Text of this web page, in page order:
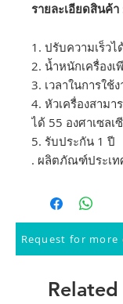
รายละเอียดสินค้า
1. ปรับความเร็ว
2. น้ำหนักเครื่องเ
3. เวลาในการใช้
4. หัวเครื่องสาม
ได้ 55 องศาเซลเ
5. รับประกัน 1 ปี
. ผลิตภัณฑ์ประเ
Request for
Related